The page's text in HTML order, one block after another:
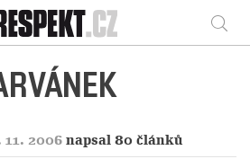
Respekt
11. 2006 napsal 80 článků